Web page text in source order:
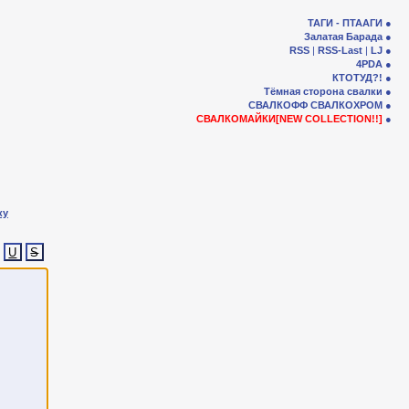
ТАГИ - ПТААГИ
Залатая Барада
RSS | RSS-Last | LJ
4PDA
КТОТУД?!
Тёмная сторона свалки
СВАЛКОФФ СВАЛКОХРОМ
СВАЛКОМАЙКИ[NEW COLLECTION!!]
S
U